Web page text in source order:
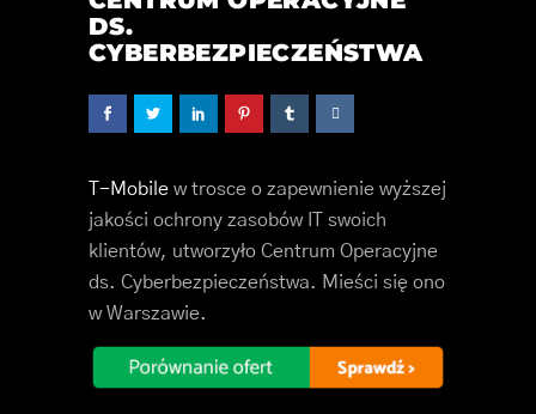
DS.
CYBERBEZPIECZEŃSTWA
T-Mobile w trosce o zapewnienie wyższej
jakości ochrony zasobów IT swoich
klientów, utworzyło Centrum Operacyjne
ds. Cyberbezpieczeństwa. Mieści się ono
w Warszawie.